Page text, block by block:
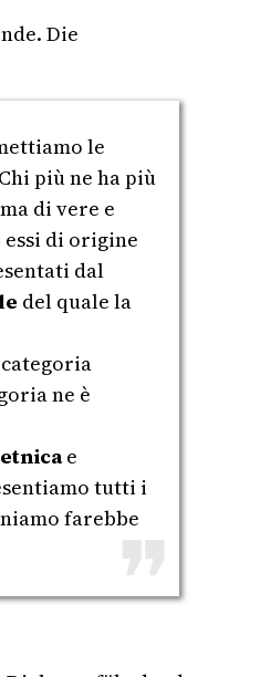
Die
le
Chi più ne ha più
di vere e
di origine
dal
del quale la
ne è
e
tutti i
farebbe